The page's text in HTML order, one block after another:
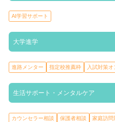
AI学習サポート
大学進学
進路メンター 指定校推薦枠 入試対策
生活サポート・メンタルケア
カウンセラー相談 保護者相談 家庭訪問